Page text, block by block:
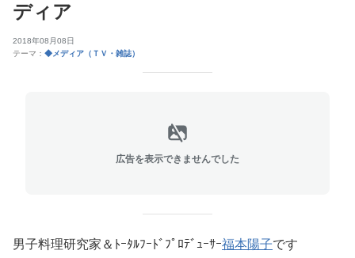
ディア
2018年08月08日
テーマ： ◆メディア（ＴＶ・雑誌）
広告を表示できませんでした
男子料理研究家＆ﾄｰﾀﾙﾌｰﾄﾞﾌﾟﾛﾃﾞｭｰｻｰ福本陽子です